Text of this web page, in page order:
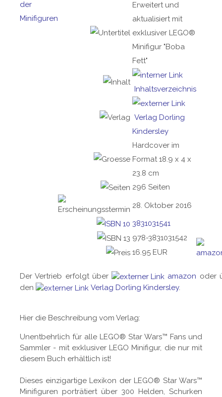
Erweitert und
aktualisiert mit
exklusiver LEGO®
Minifigur "Boba
Fett"
Inhaltsverzeichnis
Verlag Dorling
Kindersley
Hardcover im
Format 18.9 x 4 x
23.8 cm
296 Seiten
28. Oktober 2016
3831031541
978-3831031542
16.95 EUR
Der Vertrieb erfolgt über amazon oder
den
Verlag Dorling Kindersley.
Hier die Beschreibung vom Verlag:
Unentbehrlich für alle LEGO® Star Wars™ Fans und
Sammler - mit exklusiver LEGO Minifigur, die nur mit
diesem Buch erhältlich ist!
Dieses einzigartige Lexikon der LEGO® Star Wars™
Minifiguren porträtiert über 300 Helden, Schurken